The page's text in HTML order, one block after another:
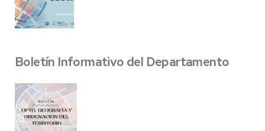
Boletín Informativo del Departamento